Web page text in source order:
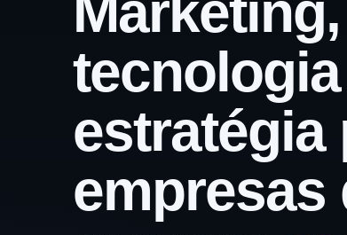
estratégia
empresas